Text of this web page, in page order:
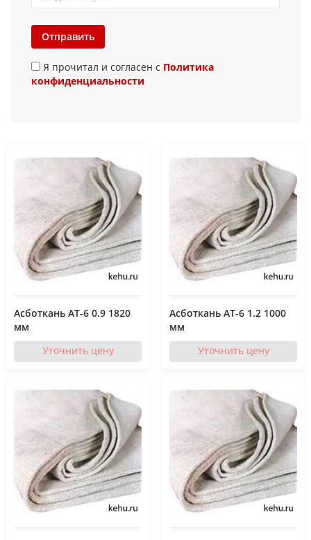
Отправить
Я прочитал и согласен с Политика
конфиденциальности
Асботкань АТ-6 0.9 1820
мм
Уточнить цену
Асботкань АТ-6 1.2 1000
мм
Уточнить цену